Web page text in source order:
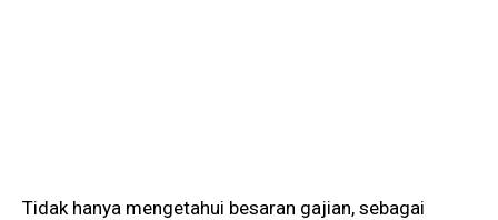
Tidak hanya mengetahui besaran gajian, sebagai